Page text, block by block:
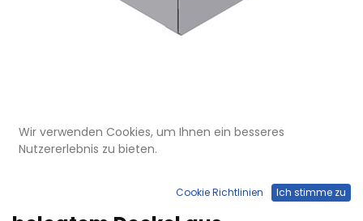
UBD 165 158
Unterflur-Bodendose UBD 160
small aus Chromstahl inkl.
Wir verwenden Cookies, um Ihnen ein besseres
Nutzererlebnis zu bieten.
Cookie Richtlinien Ich stimme zu